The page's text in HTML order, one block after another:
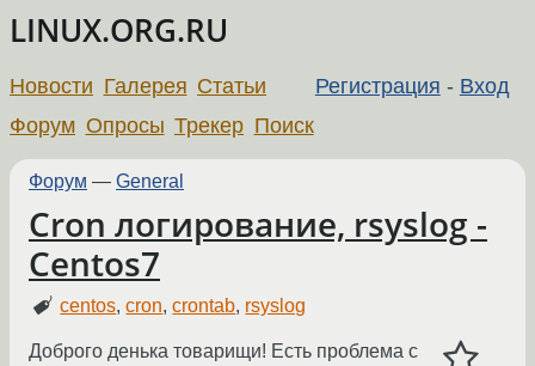
LINUX.ORG.RU
Регистрация - Вход
Новости Галерея Статьи
Форум Опросы Трекер Поиск
Форум — General
Cron логирование, rsyslog -
Centos7
centos,cron,crontab, rsyslog
Доброго денька товарищи! Есть проблема с